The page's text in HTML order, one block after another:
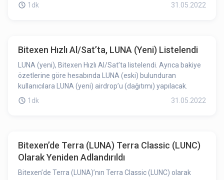
1dk
31.05.2022
Bitexen Hızlı Al/Sat’ta, LUNA (Yeni) Listelendi
LUNA (yeni), Bitexen Hızlı Al/Sat’ta listelendi. Ayrıca bakiye
özetlerine göre hesabında LUNA (eski) bulunduran
kullanıcılara LUNA (yeni) airdrop’u (dağıtımı) yapılacak.
1dk
31.05.2022
Bitexen’de Terra (LUNA) Terra Classic (LUNC)
Olarak Yeniden Adlandırıldı
Bitexen’de Terra (LUNA)’nın Terra Classic (LUNC) olarak